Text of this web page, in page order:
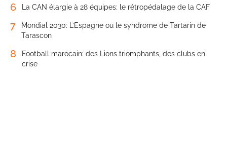
6 La CAN élargie à 28 équipes: le rétropédalage de la CAF
7
Mondial 2030: L’Espagne ou le syndrome de Tartarin de
Tarascon
8
Football marocain: des Lions triomphants, des clubs en
crise